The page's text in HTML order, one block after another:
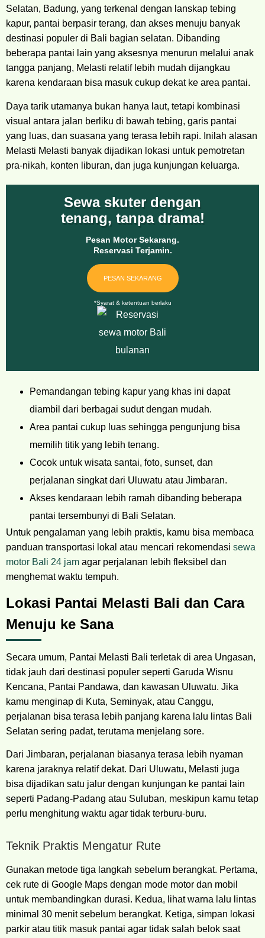
Selatan, Badung, yang terkenal dengan lanskap tebing
kapur, pantai berpasir terang, dan akses menuju banyak
destinasi populer di Bali bagian selatan. Dibanding
beberapa pantai lain yang aksesnya menurun melalui anak
tangga panjang, Melasti relatif lebih mudah dijangkau
karena kendaraan bisa masuk cukup dekat ke area pantai.
Daya tarik utamanya bukan hanya laut, tetapi kombinasi
visual antara jalan berliku di bawah tebing, garis pantai
yang luas, dan suasana yang terasa lebih rapi. Inilah alasan
Melasti Melasti banyak dijadikan lokasi untuk pemotretan
pra-nikah, konten liburan, dan juga kunjungan keluarga.
Sewa skuter dengan
tenang, tanpa drama!
Pesan Motor Sekarang.
Reservasi Terjamin.
PESAN SEKARANG
*Syarat & ketentuan berlaku
Pemandangan tebing kapur yang khas ini dapat
diambil dari berbagai sudut dengan mudah.
Area pantai cukup luas sehingga pengunjung bisa
memilih titik yang lebih tenang.
Cocok untuk wisata santai, foto, sunset, dan
perjalanan singkat dari Uluwatu atau Jimbaran.
Akses kendaraan lebih ramah dibanding beberapa
pantai tersembunyi di Bali Selatan.
Untuk pengalaman yang lebih praktis, kamu bisa membaca
panduan transportasi lokal atau mencari rekomendasi sewa
motor Bali 24 jam agar perjalanan lebih fleksibel dan
menghemat waktu tempuh.
Lokasi Pantai Melasti Bali dan Cara
Menuju ke Sana
Secara umum, Pantai Melasti Bali terletak di area Ungasan,
tidak jauh dari destinasi populer seperti Garuda Wisnu
Kencana, Pantai Pandawa, dan kawasan Uluwatu. Jika
kamu menginap di Kuta, Seminyak, atau Canggu,
perjalanan bisa terasa lebih panjang karena lalu lintas Bali
Selatan sering padat, terutama menjelang sore.
Dari Jimbaran, perjalanan biasanya terasa lebih nyaman
karena jaraknya relatif dekat. Dari Uluwatu, Melasti juga
bisa dijadikan satu jalur dengan kunjungan ke pantai lain
seperti Padang-Padang atau Suluban, meskipun kamu tetap
perlu menghitung waktu agar tidak terburu-buru.
Teknik Praktis Mengatur Rute
Gunakan metode tiga langkah sebelum berangkat. Pertama,
cek rute di Google Maps dengan mode motor dan mobil
untuk membandingkan durasi. Kedua, lihat warna lalu lintas
minimal 30 menit sebelum berangkat. Ketiga, simpan lokasi
parkir atau titik masuk pantai agar tidak salah belok saat